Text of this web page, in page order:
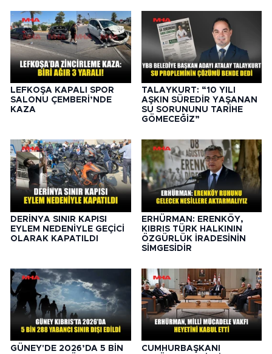
LEFKOŞA KAPALI SPOR
SALONU ÇEMBERİ’NDE
KAZA
TALAYKURT: “10 YILI
AŞKIN SÜREDİR YAŞANAN
SU SORUNUNU TARİHE
GÖMECEĞİZ”
DERİNYA SINIR KAPISI
EYLEM NEDENİYLE GEÇİCİ
OLARAK KAPATILDI
ERHÜRMAN: ERENKÖY,
KIBRIS TÜRK HALKININ
ÖZGÜRLÜK İRADESİNİN
SİMGESİDİR
GÜNEY'DE 2026’DA 5 BİN
CUMHURBAŞKANI